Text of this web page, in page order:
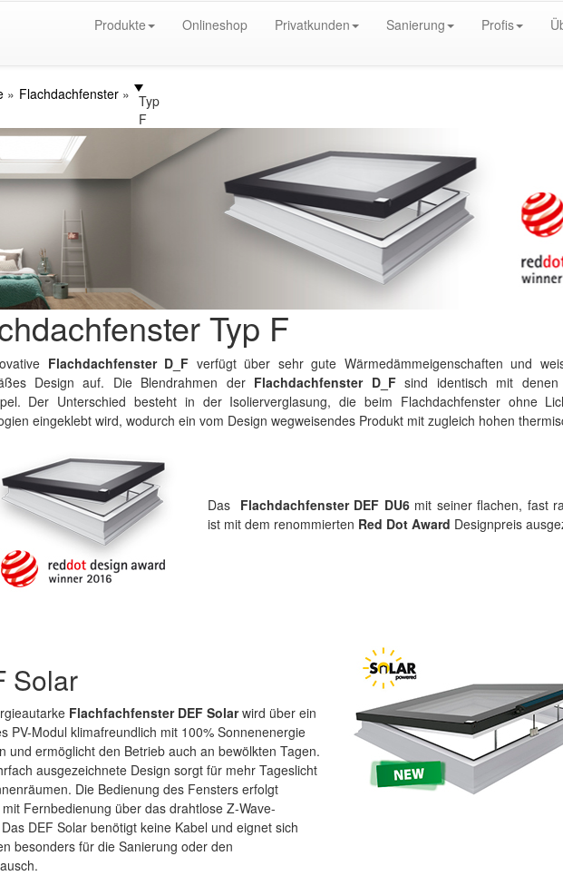
Produkte Onlineshop Privatkunden Sanierung Profis
Flachdachfenster
Typ
F
Typ F
Flachdachfenster D_F verfügt über sehr gute Wärmedämmeigenschaften und
Design auf. Die Blendrahmen der Flachdachfenster D_Fsind identisch mit denen
Der Unterschied besteht in der Isolierverglasung, die beim Flachdachfenster ohne
eingeklebt wird, wodurch ein vom Design wegweisendes Produkt mit zugleich hohen
Das Flachdachfenster DEF DU6mit seiner flachen, fast
ist mit dem renommierten Red Dot Award Designpreis
Solar
Flachfachfenster DEF Solarwird über ein
PV-Modul klimafreundlich mit 100% Sonnenenergie
und ermöglicht den Betrieb auch an bewölkten Tagen.
ausgezeichnete Design sorgt für mehr Tageslicht
Die Bedienung des Fensters erfolgt
Fernbedienung über das drahtlose Z-Wave-
DEF Solar benötigt keine Kabel und eignet sich
besonders für die Sanierung oder den